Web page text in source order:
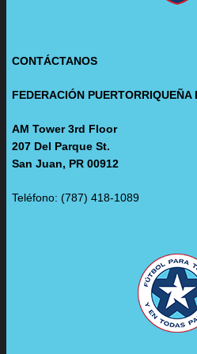
CONTÁCTANOS
FEDERACIÓN PUERTORRIQUEÑA
AM Tower 3rd Floor
207 Del Parque St.
San Juan, PR 00912
Teléfono: (787) 418-1089